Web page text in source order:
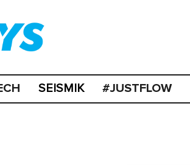
SEISMIK #JUSTFLOW